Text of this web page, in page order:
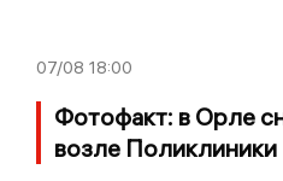
07/08 18:00
Фотофакт: в Орле
возле